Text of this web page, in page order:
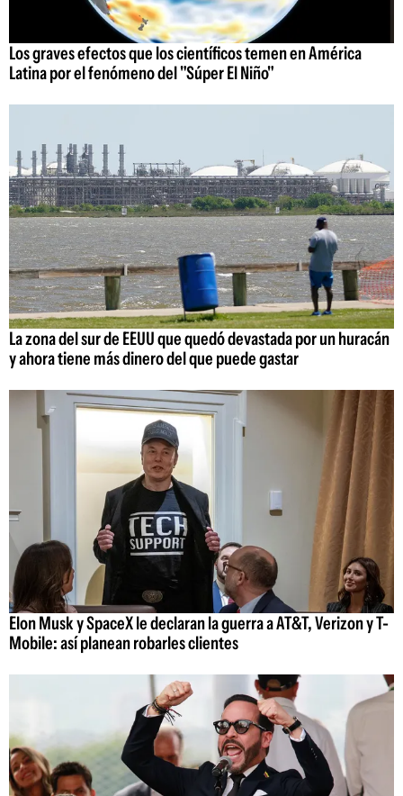
Los graves efectos que los científicos temen en América
Latina por el fenómeno del "Súper El Niño"
La zona del sur de EEUU que quedó devastada por un huracán
y ahora tiene más dinero del que puede gastar
Elon Musk y SpaceX le declaran la guerra a AT&T, Verizon y T-
Mobile: así planean robarles clientes